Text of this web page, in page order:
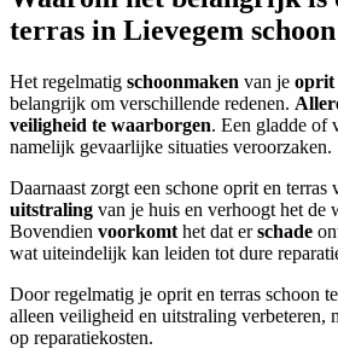
terras in Lievegem
Het regelmatig schoonmaken van je oprit
belangrijk om verschillende redenen.
veiligheid te waarborgen. Een gladde of
namelijk gevaarlijke situaties veroorzaken.
Daarnaast zorgt een schone oprit en terras
uitstraling van je huis en verhoogt het de
Bovendien voorkomt het dat erschade
wat uiteindelijk kan leiden tot dure
Door regelmatig je oprit en terras schoon
alleen veiligheid en uitstraling verbeteren,
op reparatiekosten.